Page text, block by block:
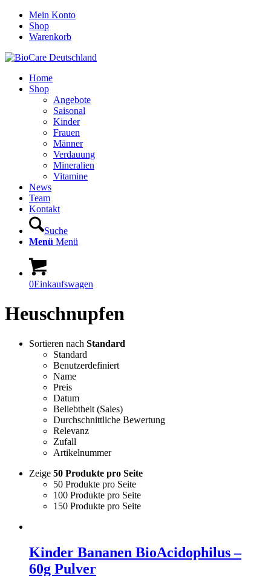
Mein Konto
Shop
Warenkorb
Home
Shop
Angebote
Saisonal
Kinder
Frauen
Männer
Verdauung
Mineralien
Vitamine
News
Team
Kontakt
Suche
Menü Menü
0Einkaufswagen
Heuschnupfen
Sortieren nach Standard
Standard
Benutzerdefiniert
Name
Preis
Datum
Beliebtheit (Sales)
Durchschnittliche Bewertung
Relevanz
Zufall
Artikelnummer
Zeige 50 Produkte pro Seite
50 Produkte pro Seite
100 Produkte pro Seite
150 Produkte pro Seite
Kinder Bananen BioAcidophilus –
60g Pulver